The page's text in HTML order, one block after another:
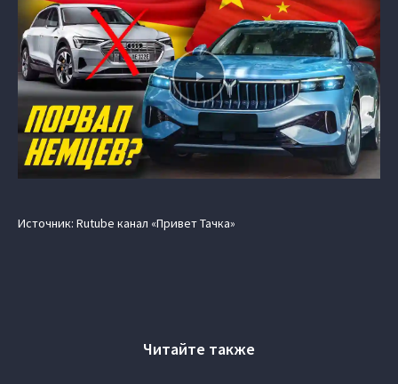
Источник: Rutube канал «Привет Тачка»
Читайте также